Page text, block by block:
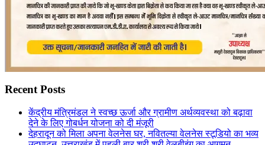
Recent Posts
केंद्रीय मंत्रिमंडल ने स्वच्छ ऊर्जा और ग्रामीण अर्थव्यवस्था को बढ़ावा
देने के लिए गोबर्धन योजना को दी मंजूरी
देहरादून को मिला अपना वेलनेस घर, नवितल्या वेलनेस स्टूडियो का भव्य